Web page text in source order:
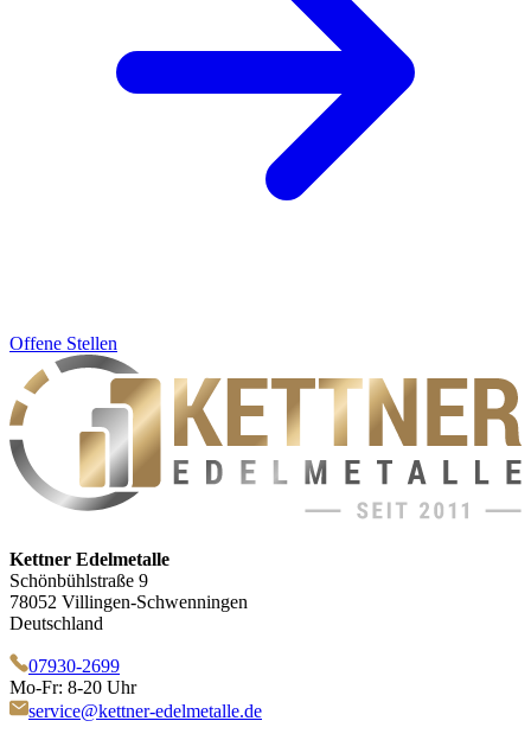
Offene Stellen
Kettner Edelmetalle
Schönbühlstraße 9
78052 Villingen-Schwenningen
Deutschland
07930-2699
Mo-Fr: 8-20 Uhr
service@kettner-edelmetalle.de